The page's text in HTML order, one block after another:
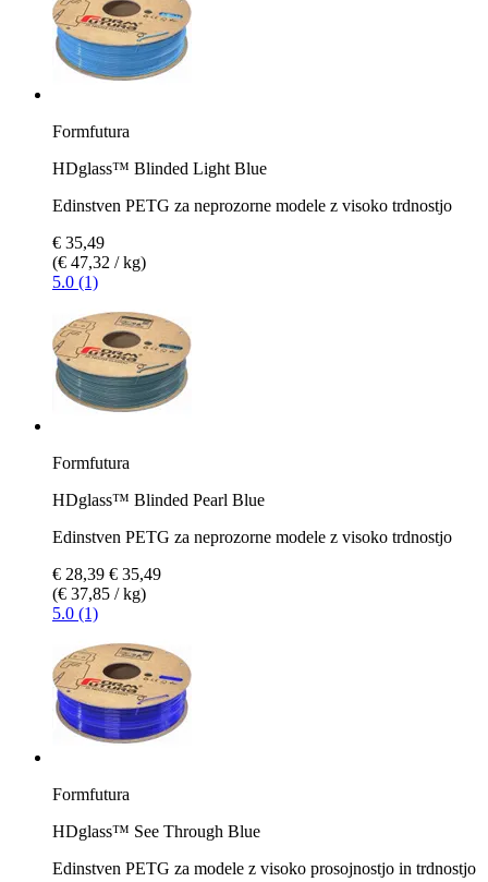
Formfutura
HDglass™ Blinded Light Blue
Edinstven PETG za neprozorne modele z visoko trdnostjo
€ 35,49
(€ 47,32 / kg)
5.0 (1)
Formfutura
HDglass™ Blinded Pearl Blue
Edinstven PETG za neprozorne modele z visoko trdnostjo
€ 28,39 € 35,49
(€ 37,85 / kg)
5.0 (1)
Formfutura
HDglass™ See Through Blue
Edinstven PETG za modele z visoko prosojnostjo in trdnostjo